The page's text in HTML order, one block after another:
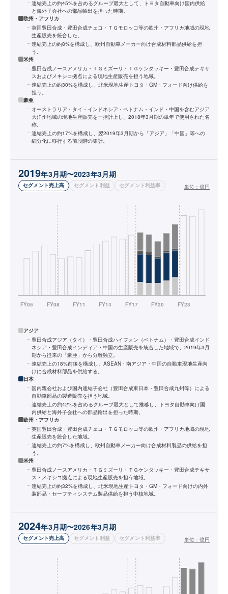
連結売上の約45%を占めるグループ最大として、トヨタ自動車向け国内供給
と海外子会社への部品輸出を担った時期。
欧州・アフリカ
英国豊田合成・豊田合成チェコ・ＴＧモロッコ等の欧州・アフリカ地域の現地
生産販売を統合した。
連結売上の約8%を構成し、欧州自動車メーカー向け合成材料部品供給を担
う。
米州
豊田合成ノースアメリカ・ＴＧミズーリ・ＴＧケンタッキー・豊田合成テキサ
スおよびメキシコ拠点による現地生産販売を担う地域。
連結売上の約30%を構成し、北米現地生産トヨタ・GM・フォード向け供給を
担う。
豪亜
オーストラリア・タイ・インドネシア・ベトナム・インド・中国を含むアジア
大洋州地域の現地生産販売を一括計上し、2018年3月期の単年で使用された名
称。
連結売上の約17%を構成し、翌2019年3月期から「アジア」「中国」等への
細分化に移行する前段階の集計。
2019年3月期〜2023年3月期
セグメント売上高 セグメント利益 セグメント利益率 単位： 億円
アジア
豊田合成アジア（タイ）・豊田合成ハイフォン（ベトナム）・豊田合成インド
ネシア・豊田合成インディア・中国の生産販売を統合した地域で、2019年3月
期から従来の「豪亜」から分離独立。
連結売上の18%前後を構成し、ASEAN・南アジア・中国の自動車現地生産向
けに合成材料部品を供給する。
日本
国内親会社および国内連結子会社（豊田合成東日本・豊田合成九州等）による
自動車部品の製造販売を担う地域。
連結売上の約42%を占めるグループ最大として推移し、トヨタ自動車向け国
内供給と海外子会社への部品輸出を担った時期。
欧州・アフリカ
英国豊田合成・豊田合成チェコ・ＴＧモロッコ等の欧州・アフリカ地域の現地
生産販売を統合した地域。
連結売上の約7%を構成し、欧州自動車メーカー向け合成材料製品の供給を担
う。
米州
豊田合成ノースアメリカ・ＴＧミズーリ・ＴＧケンタッキー・豊田合成テキサ
ス・メキシコ拠点による現地生産販売を担う地域。
連結売上の約32%を構成し、北米現地生産トヨタ・GM・フォード向けの内外
装部品・セーフティシステム製品供給を担う中核地域。
2024年3月期〜2026年3月期
セグメント売上高 セグメント利益 セグメント利益率 単位： 億円